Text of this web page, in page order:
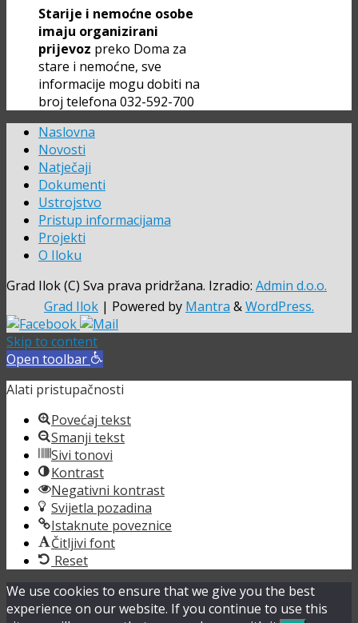
Starije i nemoćne osobe
imaju organizirani
prijevoz preko Doma za
stare i nemoćne, sve
informacije mogu dobiti na
broj telefona 032-592-700
Naslovna
Novosti
Natječaji
Dokumenti
Ustrojstvo
Pristup informacijama
Projekti
O Iloku
Grad Ilok (C) Sva prava pridržana. Izradio: Admin d.o.o.
Grad Ilok | Powered by Mantra &WordPress.
Skip to content
Open toolbar
Alati pristupačnosti
Povećaj tekst
Smanji tekst
Sivi tonovi
Kontrast
Negativni kontrast
Svijetla pozadina
Istaknute poveznice
Čitljivi font
Reset
We use cookies to ensure that we give you the best
experience on our website. If you continue to use this